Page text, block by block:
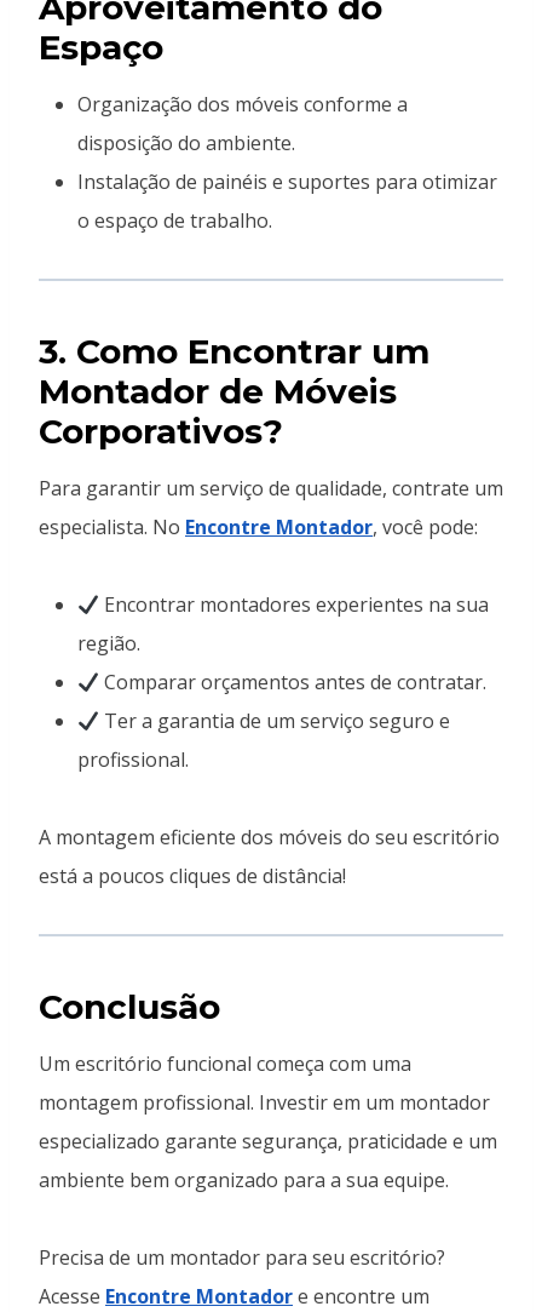
Espaço
Organização dos móveis conforme a
disposição do ambiente.
Instalação de painéis e suportes para otimizar
o espaço de trabalho.
3. Como Encontrar um
Montador de Móveis
Corporativos?
Para garantir um serviço de qualidade, contrate um
especialista. No Encontre Montador, você pode:
Encontrar montadores experientes na sua
região.
Comparar orçamentos antes de contratar.
Ter a garantia de um serviço seguro e
profissional.
A montagem eficiente dos móveis do seu escritório
está a poucos cliques de distância!
Conclusão
Um escritório funcional começa com uma
montagem profissional. Investir em um montador
especializado garante segurança, praticidade e um
ambiente bem organizado para a sua equipe.
Precisa de um montador para seu escritório?
Acesse Encontre Montadore encontre um